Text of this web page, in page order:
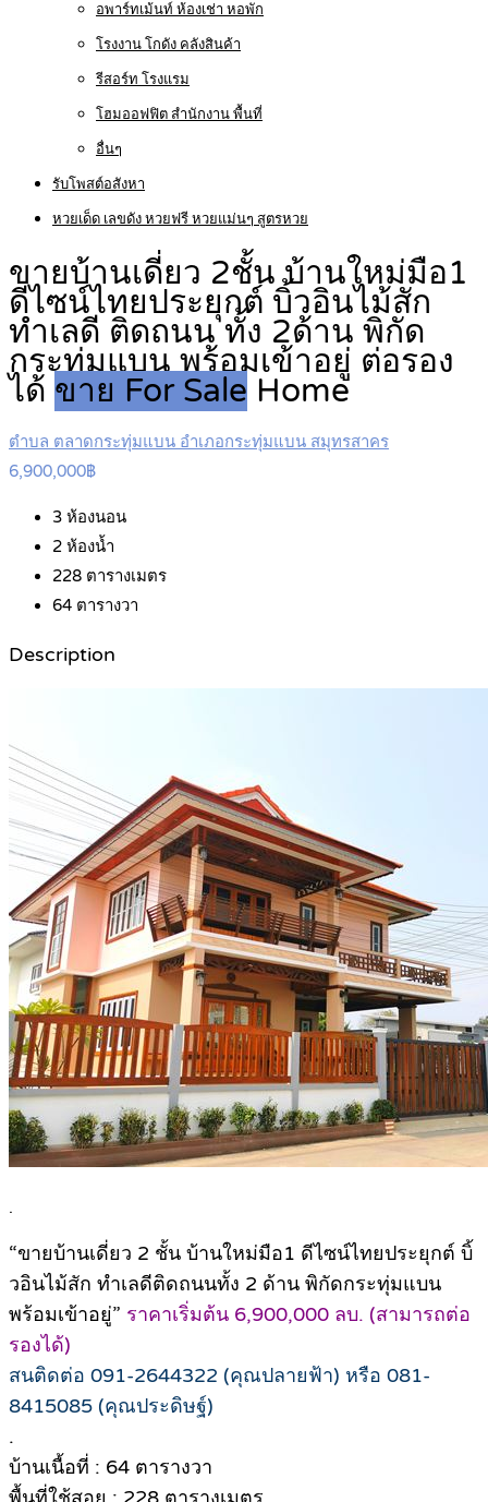
อพาร์ทเม้นท์ ห้องเช่า หอพัก
โรงงาน โกดัง คลังสินค้า
รีสอร์ท โรงแรม
โฮมออฟฟิต สำนักงาน พื้นที่
อื่นๆ
รับโพสต์อสังหา
หวยเด็ด เลขดัง หวยฟรี หวยแม่นๆ สูตรหวย
ขายบ้านเดี่ยว 2ชั้น บ้านใหม่มือ1
ดีไซน์ไทยประยุกต์ บิ้วอินไม้สัก
ทำเลดี ติดถนน ทั้ง 2ด้าน พิกัด
กระทุ่มแบน พร้อมเข้าอยู่ ต่อรอง
ได้ ขาย For Sale Home
ตำบล ตลาดกระทุ่มแบน อำเภอกระทุ่มแบน สมุทรสาคร
6,900,000฿
3 ห้องนอน
2 ห้องน้ำ
228 ตารางเมตร
64 ตารางวา
Description
.
“ขายบ้านเดี่ยว 2 ชั้น บ้านใหม่มือ1 ดีไซน์ไทยประยุกต์ บิ้
วอินไม้สัก ทำเลดีติดถนนทั้ง 2 ด้าน พิกัดกระทุ่มแบน
พร้อมเข้าอยู่” ราคาเริ่มต้น 6,900,000 ลบ. (สามารถต่อ
รองได้)
สนติดต่อ 091-2644322 (คุณปลายฟ้า) หรือ 081-
8415085 (คุณประดิษฐ์)
.
บ้านเนื้อที่ : 64 ตารางวา